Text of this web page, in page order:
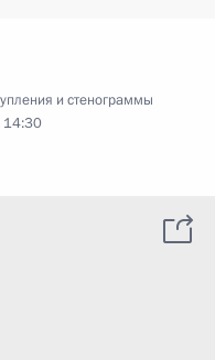
и стенограммы
14:30